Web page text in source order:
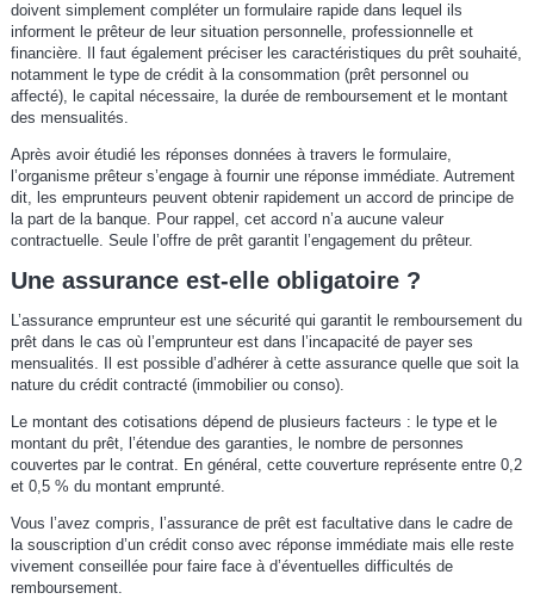
doivent simplement compléter un formulaire rapide dans lequel ils
informent le prêteur de leur situation personnelle, professionnelle et
financière. Il faut également préciser les caractéristiques du prêt souhaité,
notamment le type de crédit à la consommation (prêt personnel ou
affecté), le capital nécessaire, la durée de remboursement et le montant
des mensualités.
Après avoir étudié les réponses données à travers le formulaire,
l’organisme prêteur s’engage à fournir une réponse immédiate. Autrement
dit, les emprunteurs peuvent obtenir rapidement un accord de principe de
la part de la banque. Pour rappel, cet accord n’a aucune valeur
contractuelle. Seule l’offre de prêt garantit l’engagement du prêteur.
Une assurance est-elle obligatoire ?
L’assurance emprunteur est une sécurité qui garantit le remboursement du
prêt dans le cas où l’emprunteur est dans l’incapacité de payer ses
mensualités. Il est possible d’adhérer à cette assurance quelle que soit la
nature du crédit contracté (immobilier ou conso).
Le montant des cotisations dépend de plusieurs facteurs : le type et le
montant du prêt, l’étendue des garanties, le nombre de personnes
couvertes par le contrat. En général, cette couverture représente entre 0,2
et 0,5 % du montant emprunté.
Vous l’avez compris, l’assurance de prêt est facultative dans le cadre de
la souscription d’un crédit conso avec réponse immédiate mais elle reste
vivement conseillée pour faire face à d’éventuelles difficultés de
remboursement.